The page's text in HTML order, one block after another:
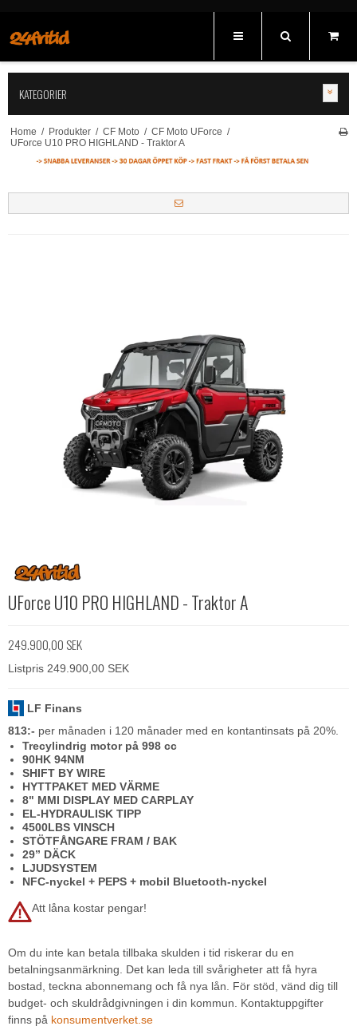
KATEGORIER
Home / Produkter / CF Moto / CF Moto UForce /
UForce U10 PRO HIGHLAND - Traktor A
UForce U10 PRO HIGHLAND - Traktor A
249.900,00 SEK
Listpris 249.900,00 SEK
LF Finans
813:- per månaden i 120 månader med en kontantinsats på 20%.
Trecylindrig motor på 998 cc
90HK 94NM
SHIFT BY WIRE
HYTTPAKET MED VÄRME
8" MMI DISPLAY MED CARPLAY
EL-HYDRAULISK TIPP
4500LBS VINSCH
STÖTFÅNGARE FRAM / BAK
29” DÄCK
LJUDSYSTEM
NFC-nyckel + PEPS + mobil Bluetooth-nyckel
Att låna kostar pengar!
Om du inte kan betala tillbaka skulden i tid riskerar du en
betalningsanmärkning. Det kan leda till svårigheter att få hyra
bostad, teckna abonnemang och få nya lån. För stöd, vänd dig till
budget- och skuldrådgivningen i din kommun. Kontaktuppgifter
finns på konsumentverket.se